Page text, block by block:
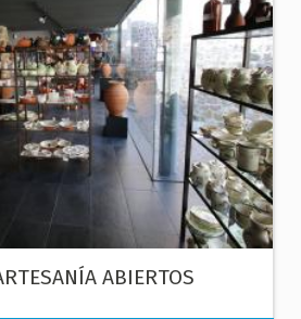
ABIERTOS